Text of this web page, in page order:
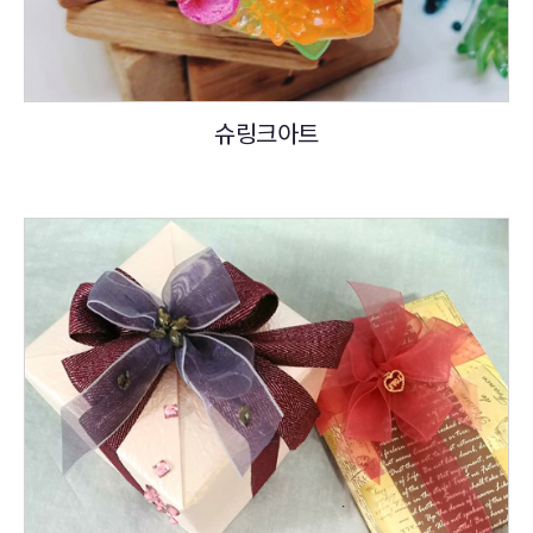
슈링크아트